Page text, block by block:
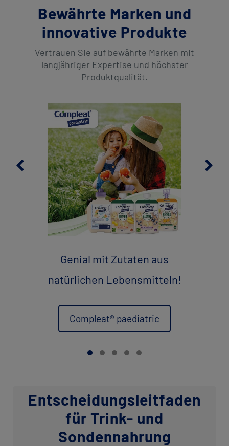
Bewährte Marken und
innovative Produkte
Vertrauen Sie auf bewährte Marken mit
langjähriger Expertise und höchster
Produktqualität.
Genial mit Zutaten aus
natürlichen Lebensmitteln!
Compleat® paediatric
Entscheidungsleitfaden
für Trink- und
Sondennahrung